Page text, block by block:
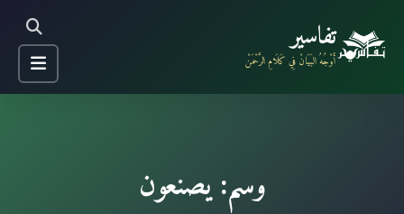
تفاسير
أَوْجُهُ البَيَانْ فِي كَلَامِ الرَّحْمَنْ
وسم: يصنعون